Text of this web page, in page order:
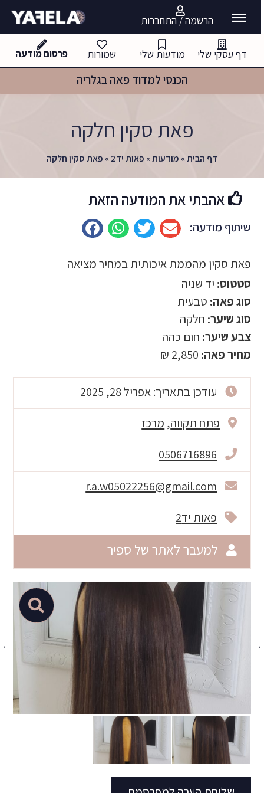
הרשמה / התחברות
דף עסקי שלי מודעות שלי שמורות פרסום מודעה
הכנסי למדוד פאה בגלריה
פאת סקין חלקה
דף הבית» מודעות» פאות יד2 » פאת סקין חלקה
אהבתי את המודעה הזאת
שיתוף מודעה:
פאת סקין מהממת איכותית במחיר מציאה
סטטוס: יד שניה
סוג פאה: טבעית
סוג שיער: חלקה
צבע שיער: חום כהה
מחיר פאה: 2,850 ₪
עודכן בתאריך: אפריל 28, 2025
פתח תקווה, מרכז
0506716896
r.a.w05022256@gmail.com
פאות יד2
למעבר לאתר של ספיר